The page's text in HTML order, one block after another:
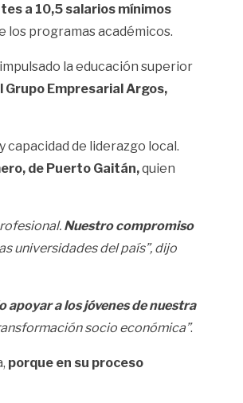
a 10,5 salarios mínimos
los programas académicos.
la educación superior
Empresarial Argos,
de liderazgo local.
de Puerto Gaitán,quien
Nuestro compromiso
universidades del país”, dijo
a los jóvenes de nuestra
socio económica”.
porque en su proceso